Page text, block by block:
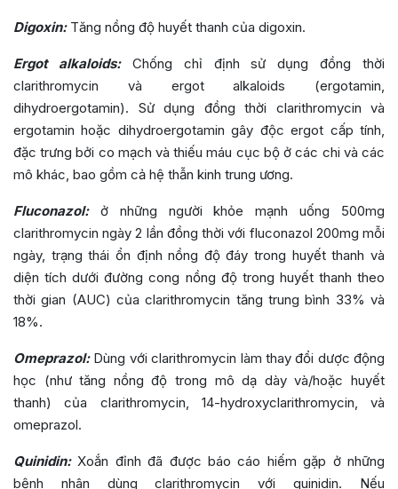
Digoxin:Tăng nồng độ huyết thanh của digoxin.
Ergot alkaloids:Chống chỉ định sử dụng đồng thời
clarithromycin và ergot alkaloids (ergotamin,
dihydroergotamin). Sử dụng đồng thời clarithromycin và
ergotamin hoặc dihydroergotamin gây độc ergot cấp tính,
đặc trưng bởi co mạch và thiếu máu cục bộ ở các chi và các
mô khác, bao gồm cả hệ thẫn kinh trung ương.
Fluconazol:ở những người khỏe mạnh uống 500mg
clarithromycin ngày 2 lần đồng thời với fluconazol 200mg mỗi
ngày, trạng thái ổn định nồng độ đáy trong huyết thanh và
diện tích dưới đường cong nồng độ trong huyết thanh theo
thời gian (AUC) của clarithromycin tăng trung bình 33% và
18%.
Omeprazol:Dùng với clarithromycin làm thay đổi dược động
học (như tăng nồng độ trong mô dạ dày và/hoặc huyết
thanh) của clarithromycin, 14-hydroxyclarithromycin, và
omeprazol.
Quinidin:Xoắn đỉnh đã được báo cáo hiếm gặp ở những
bệnh nhân dùng clarithromycin với quinidin. Nếu